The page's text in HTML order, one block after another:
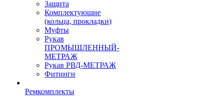
Защита
Комплектующие
(кольца, прокладки)
Муфты
Рукав
ПРОМЫШЛЕННЫЙ-
МЕТРАЖ
Рукав РВД-МЕТРАЖ
Фитинги
Ремкомплекты